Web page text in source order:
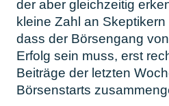
der aber gleichzeitig
kleine Zahl an
dass der Börsengang
Erfolg sein muss, erst
Beiträge der letzten
Börsenstarts